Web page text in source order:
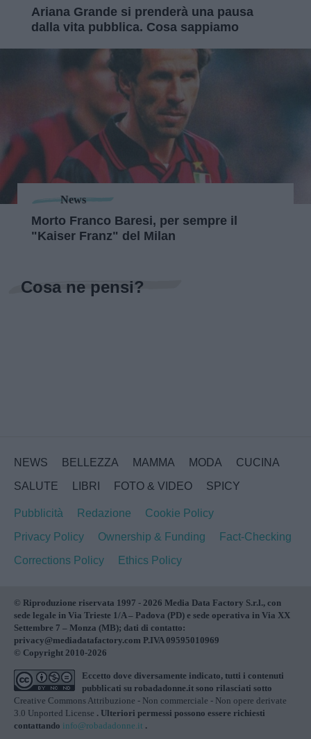
Ariana Grande si prenderà una pausa
dalla vita pubblica. Cosa sappiamo
News
Morto Franco Baresi, per sempre il
"Kaiser Franz" del Milan
Cosa ne pensi?
NEWS BELLEZZA MAMMA MODA
CUCINA
SALUTE
LIBRI FOTO & VIDEO SPICY
Pubblicità Redazione
Cookie Policy
Privacy Policy
Ownership & Funding
Fact-Checking
Corrections Policy
Ethics Policy
© Riproduzione riservata 1997 - 2026 Media Data Factory S.r.l., con
sede legale in Via Trieste 1/A – Padova (PD) e sede operativa in Via XX
Settembre 7 – Monza (MB); dati di contatto:
privacy@mediadatafactory.com P.IVA 09595010969
© Copyright 2010-2026
Eccetto dove diversamente indicato, tutti i contenuti
pubblicati su robadadonne.it sono rilasciati sotto
Creative Commons Attribuzione - Non commerciale - Non opere derivate
3.0 Unported License . Ulteriori permessi possono essere richiesti
contattando info@robadadonne.it .